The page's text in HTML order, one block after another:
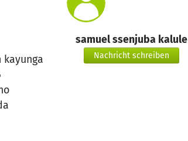
kayunga
samuel ssenjuba kalule
Nachricht schreiben